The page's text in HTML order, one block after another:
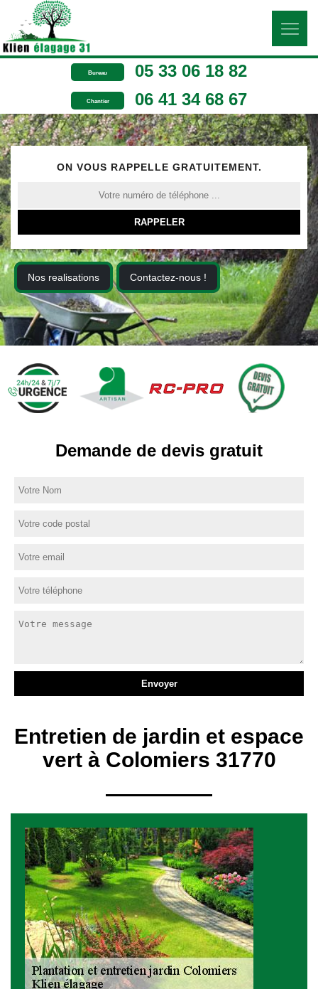
Bureau 05 33 06 18 82
Chantier 06 41 34 68 67
ON VOUS RAPPELLE GRATUITEMENT.
Nos realisations Contactez-nous !
Demande de devis gratuit
Entretien de jardin et espace
vert à Colomiers 31770